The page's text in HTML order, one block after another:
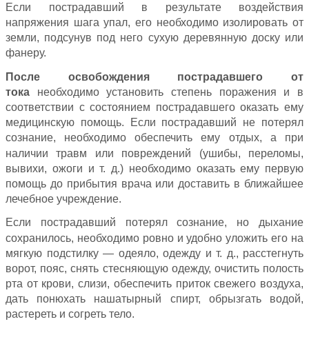
Если пострадавший в результате воздействия
напряжения шага упал, его необходимо изолировать от
земли, подсунув под него сухую деревянную доску или
фанеру.
После освобождения пострадавшего от
тока необходимо установить степень поражения и в
соответствии с состоянием пострадавшего оказать ему
медицинскую помощь. Если пострадавший не потерял
сознание, необходимо обеспечить ему отдых, а при
наличии травм или повреждений (ушибы, переломы,
вывихи, ожоги и т. д.) необходимо оказать ему первую
помощь до прибытия врача или доставить в ближайшее
лечебное учреждение.
Если пострадавший потерял сознание, но дыхание
сохранилось, необходимо ровно и удобно уложить его на
мягкую подстилку — одеяло, одежду и т. д., расстегнуть
ворот, пояс, снять стесняющую одежду, очистить полость
рта от крови, слизи, обеспечить приток свежего воздуха,
дать понюхать нашатырный спирт, обрызгать водой,
растереть и согреть тело.